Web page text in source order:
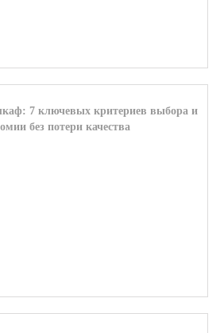
7 ключевых критериев выбора и
без потери качества